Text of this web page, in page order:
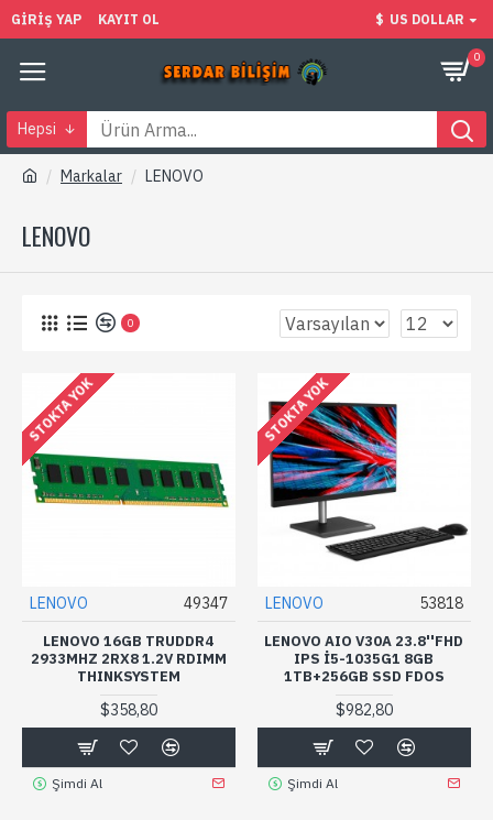
GIRIŞ YAP KAYIT OL $ US DOLLAR
0
Hepsi
Markalar LENOVO
LENOVO
0
STOKTA YOK
LENOVO 49347
LENOVO 16GB TRUDDR4
2933MHZ 2RX8 1.2V RDIMM
THINKSYSTEM
$358,80
Şimdi Al
STOKTA YOK
LENOVO 53818
LENOVO AIO V30A 23.8''FHD
IPS I5-1035G1 8GB
1TB+256GB SSD FDOS
$982,80
Şimdi Al